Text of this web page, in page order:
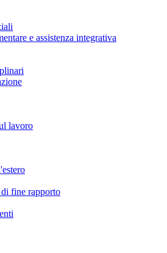
e assistenza integrativa
lavoro
fine rapporto